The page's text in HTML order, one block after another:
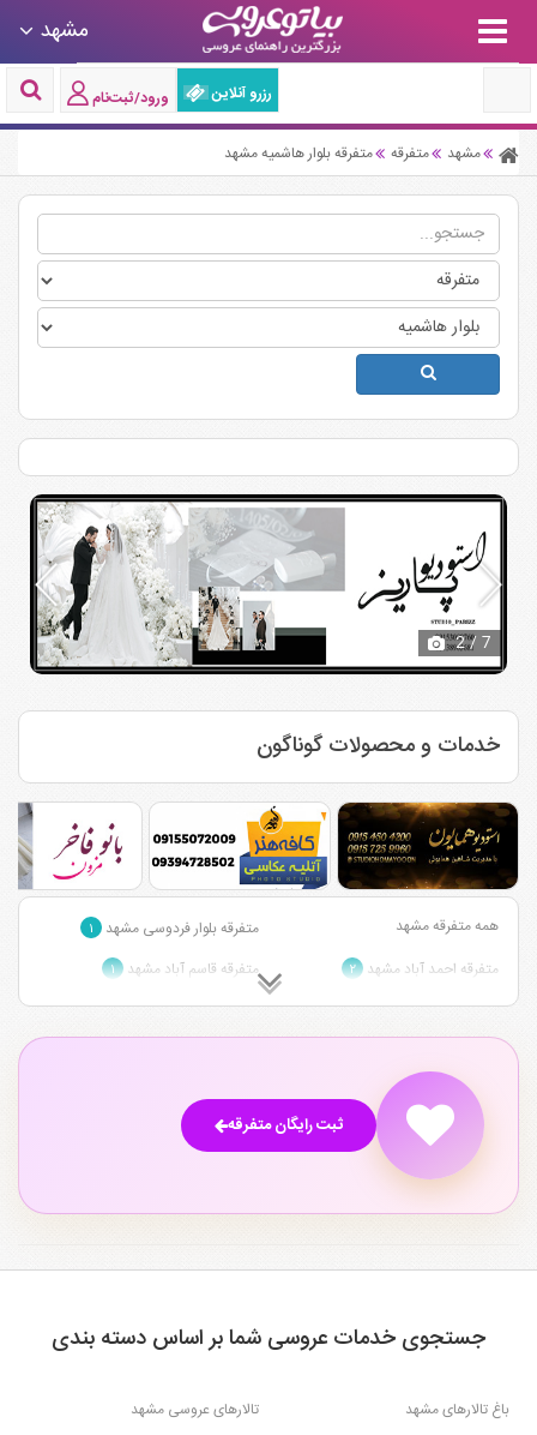
مشهد
رزرو آنلاین ورود/ثبت‌نام
مشهد متفرقه متفرقه بلوار هاشمیه مشهد
2/ 7
خدمات و محصولات گوناگون
همه متفرقه مشهد متفرقه بلوار فردوسی مشهد ۱
متفرقه احمد آباد مشهد ۲ متفرقه قاسم آباد مشهد ۱
متفرقه وکیل آباد مشهد ۲ متفرقه بلوار سجاد مشهد ۱
ثبت رایگان متفرقه
جستجوی خدمات عروسی شما بر اساس دسته بندی
باغ تالارهای مشهد
تالارهای عروسی مشهد